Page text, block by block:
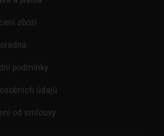
zboží
podmínky
údajů
od smlouvy